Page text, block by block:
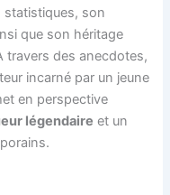
statistiques, son
que son héritage
travers des anecdotes,
incarné par un jeune
en perspective
légendaire et un